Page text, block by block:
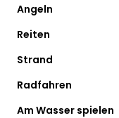
Angeln
Reiten
Strand
Radfahren
Am Wasser spielen